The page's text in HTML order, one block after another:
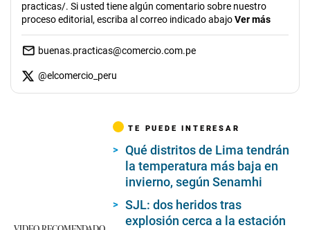
practicas/. Si usted tiene algún comentario sobre nuestro
proceso editorial, escriba al correo indicado abajoVer más
buenas.practicas@comercio.com.pe
@elcomercio_peru
TE PUEDE INTERESAR
Qué distritos de Lima tendrán
la temperatura más baja en
invierno, según Senamhi
SJL: dos heridos tras
explosión cerca a la estación